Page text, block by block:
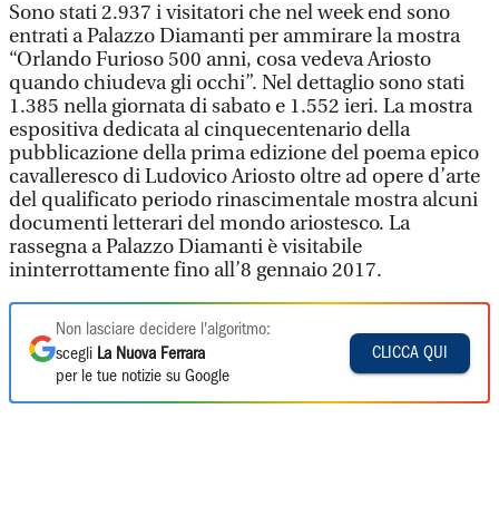
Sono stati 2.937 i visitatori che nel week end sono
entrati a Palazzo Diamanti per ammirare la mostra
“Orlando Furioso 500 anni, cosa vedeva Ariosto
quando chiudeva gli occhi”. Nel dettaglio sono stati
1.385 nella giornata di sabato e 1.552 ieri. La mostra
espositiva dedicata al cinquecentenario della
pubblicazione della prima edizione del poema epico
cavalleresco di Ludovico Ariosto oltre ad opere d’arte
del qualificato periodo rinascimentale mostra alcuni
documenti letterari del mondo ariostesco. La
rassegna a Palazzo Diamanti è visitabile
ininterrottamente fino all’8 gennaio 2017.
Non lasciare decidere l'algoritmo:
scegli La Nuova Ferrara
per le tue notizie su Google
CLICCA QUI